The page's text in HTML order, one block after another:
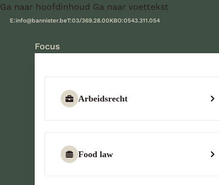
Ga naar hoofdinhoud Ga naar voettekst
E:info@bannister.beT:03/369.28.00KBO:0543.311.054
Focus
Arbeidsrecht
Food law